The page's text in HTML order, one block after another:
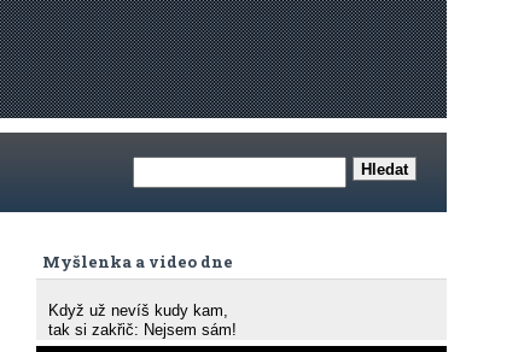
Myšlenka a video dne
Když už nevíš kudy kam,
tak si zakřič: Nejsem sám!